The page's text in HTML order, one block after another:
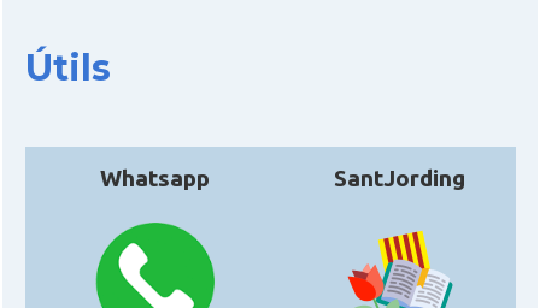
Útils
Whatsapp SantJording